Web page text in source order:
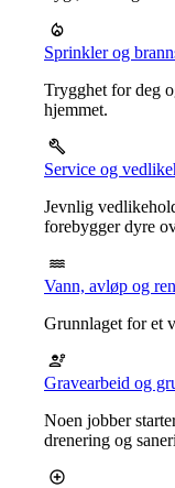
Sprinkler og
Trygghet for deg
hjemmet.
Service og
Jevnlig
forebygger dyre
Vann, avløp og
Grunnlaget for et
Gravearbeid og
Noen jobber
drenering og